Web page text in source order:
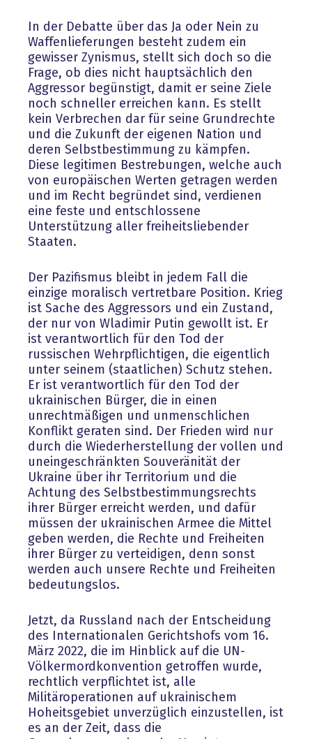
In der Debatte über das Ja oder Nein zu
Waffenlieferungen besteht zudem ein
gewisser Zynismus, stellt sich doch so die
Frage, ob dies nicht hauptsächlich den
Aggressor begünstigt, damit er seine Ziele
noch schneller erreichen kann. Es stellt
kein Verbrechen dar für seine Grundrechte
und die Zukunft der eigenen Nation und
deren Selbstbestimmung zu kämpfen.
Diese legitimen Bestrebungen, welche auch
von europäischen Werten getragen werden
und im Recht begründet sind, verdienen
eine feste und entschlossene
Unterstützung aller freiheitsliebender
Staaten.
Der Pazifismus bleibt in jedem Fall die
einzige moralisch vertretbare Position. Krieg
ist Sache des Aggressors und ein Zustand,
der nur von Wladimir Putin gewollt ist. Er
ist verantwortlich für den Tod der
russischen Wehrpflichtigen, die eigentlich
unter seinem (staatlichen) Schutz stehen.
Er ist verantwortlich für den Tod der
ukrainischen Bürger, die in einen
unrechtmäßigen und unmenschlichen
Konflikt geraten sind. Der Frieden wird nur
durch die Wiederherstellung der vollen und
uneingeschränkten Souveränität der
Ukraine über ihr Territorium und die
Achtung des Selbstbestimmungsrechts
ihrer Bürger erreicht werden, und dafür
müssen der ukrainischen Armee die Mittel
geben werden, die Rechte und Freiheiten
ihrer Bürger zu verteidigen, denn sonst
werden auch unsere Rechte und Freiheiten
bedeutungslos.
Jetzt, da Russland nach der Entscheidung
des Internationalen Gerichtshofs vom 16.
März 2022, die im Hinblick auf die UN-
Völkermordkonvention getroffen wurde,
rechtlich verpflichtet ist, alle
Militäroperationen auf ukrainischem
Hoheitsgebiet unverzüglich einzustellen, ist
es an der Zeit, dass die